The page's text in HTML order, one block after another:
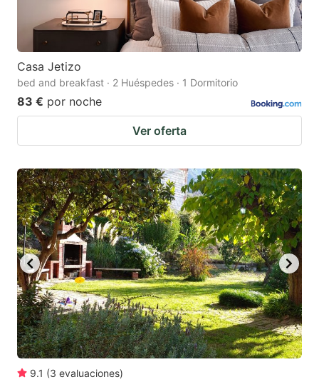
Casa Jetizo
bed and breakfast · 2 Huéspedes · 1 Dormitorio
83 € por noche
Ver oferta
9.1 (3 evaluaciones)